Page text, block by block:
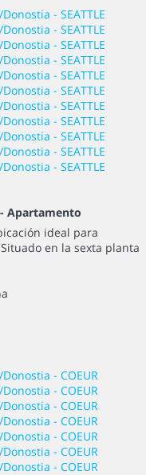
Apartamento
ideal para
en la sexta planta